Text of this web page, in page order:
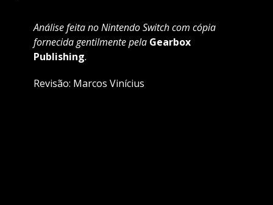
Análise feita no Nintendo Switch com cópia
fornecida gentilmente pela Gearbox
Publishing.
Revisão: Marcos Vinícius